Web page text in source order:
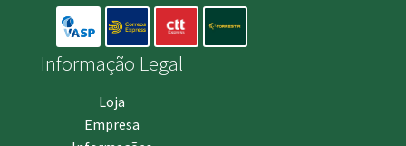
Informação Legal
Loja
Empresa